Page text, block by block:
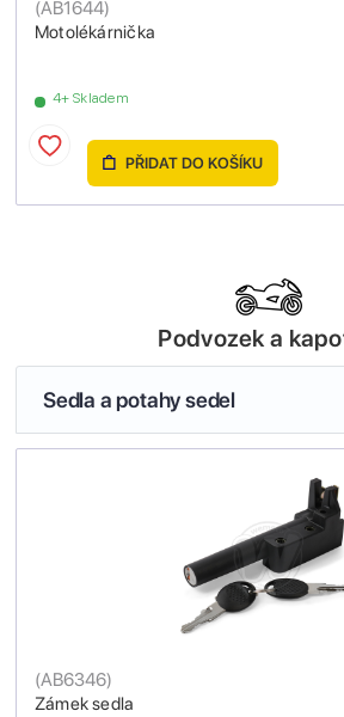
Motolékárnička
(AB1644)
4+ Skladem
PŘIDAT DO KOŠÍKU
Podvozek a
Sedla a potahy sedel
Zámek sedla
(AB6346)